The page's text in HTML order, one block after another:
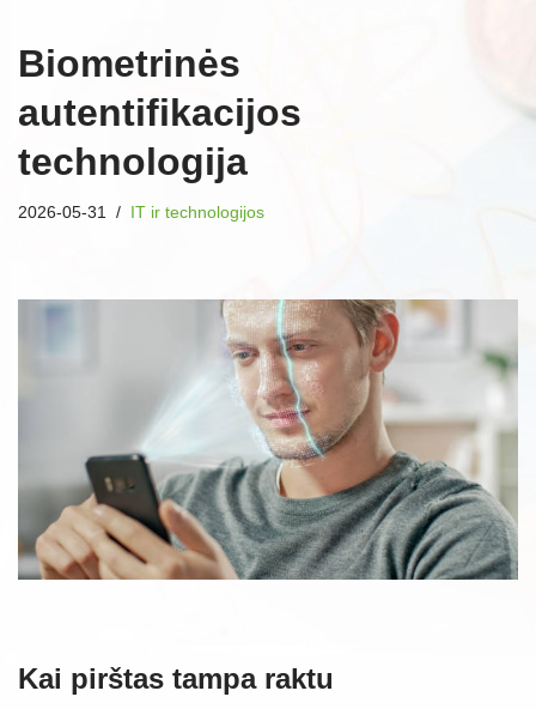
Biometrinės
autentifikacijos
technologija
2026-05-31 IT ir technologijos
Kai pirštas tampa raktu